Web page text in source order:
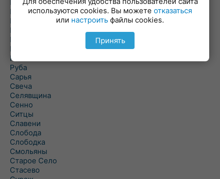
Повятье
Погоща
Подсвилье
Полоцк
Поставы
Прозороки
Россоны
Руба
Сарья
Свеча
Селявщина
Сенно
Ситцы
Славени
Слобода
Слободка
Смольяны
Старое Село
Стасево
используются cookies. Вы можете отказаться
или настроить файлы cookies.
Принять